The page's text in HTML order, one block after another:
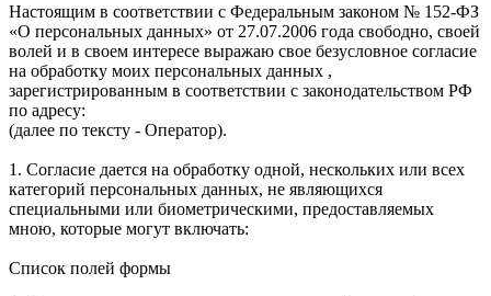
Настоящим в соответствии с Федеральным законом № 152-ФЗ
«О персональных данных» от 27.07.2006 года свободно, своей
волей и в своем интересе выражаю свое безусловное согласие
на обработку моих персональных данных ,
зарегистрированным в соответствии с законодательством РФ
по адресу:
(далее по тексту - Оператор).
1. Согласие дается на обработку одной, нескольких или всех
категорий персональных данных, не являющихся
специальными или биометрическими, предоставляемых
мною, которые могут включать:
Список полей формы